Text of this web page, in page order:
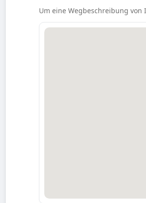
Um eine Wegbeschreibung von